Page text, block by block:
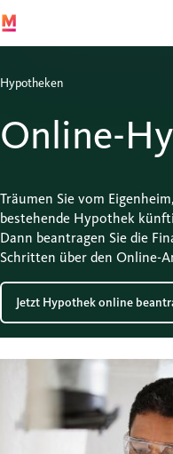
Hypotheken
Online-
Träumen Sie vom
bestehende Hypothek
Dann beantragen Sie die
Schritten über den Online-
Jetzt Hypothek online